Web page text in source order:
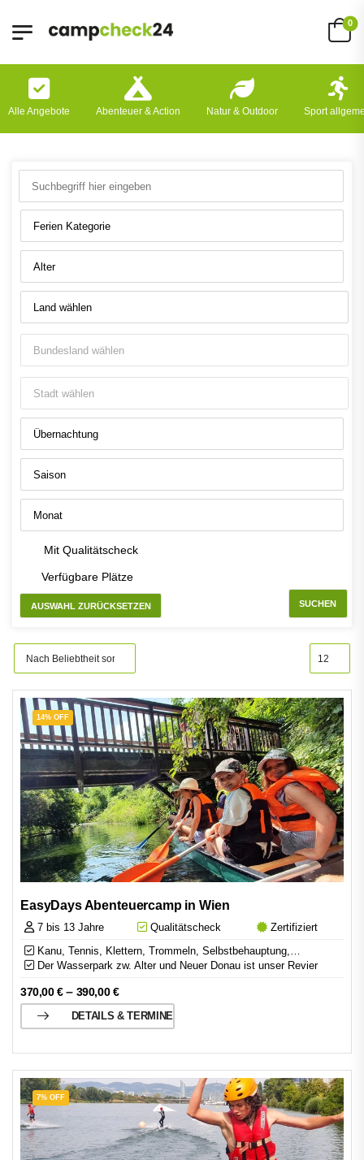
0
Alle Angebote Abenteuer & Action Natur & Outdoor Sport
Mit Qualitätscheck
Verfügbare Plätze
AUSWAHL ZURÜCKSETZEN SUCHEN
14% OFF
EasyDays Abenteuercamp in Wien
7 bis 13 Jahre Qualitätscheck
Zertifiziert
Kanu, Tennis, Klettern, Trommeln, Selbstbehauptung,…
Der Wasserpark zw. Alter und Neuer Donau ist unser Revier
370,00€– 390,00€
DETAILS & TERMINE
7% OFF